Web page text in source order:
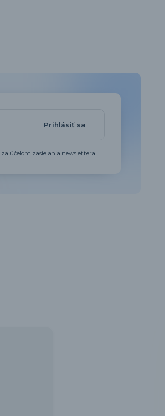
Prihlásiť sa
za účelom zasielania newslettera.